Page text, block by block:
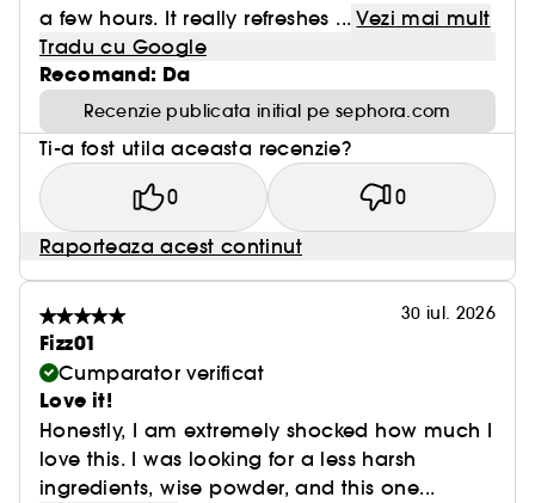
a few hours. It really refreshes ... Vezi mai mult
Tradu cu Google
Recomand: Da
Recenzie publicata initial pe sephora.com
Ti-a fost utila aceasta recenzie?
0 0
Raporteaza acest continut
30 iul. 2026
Fizz01
Cumparator verificat
Love it!
Honestly, I am extremely shocked how much I
love this. I was looking for a less harsh
ingredients, wise powder, and this one...